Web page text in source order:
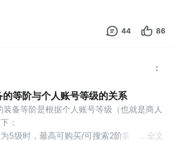
44 86
等阶与个人账号等级的关系
备等阶是根据个人账号等级（也就是商人
：
5级时，最高可购买/可搜索2阶装备。 全文